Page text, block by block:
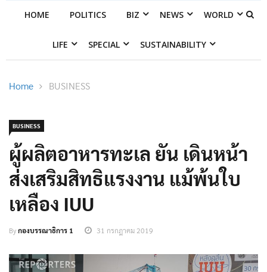
HOME POLITICS BIZ NEWS WORLD
LIFE SPECIAL SUSTAINABILITY
Home BUSINESS
BUSINESS
ผู้ผลิตอาหารทะเล ยัน เดินหน้า
ส่งเสริมสิทธิแรงงาน แม้พ้นใบ
เหลือง IUU
Byกองบรรณาธิการ 1 31 กรกฎาคม 2019